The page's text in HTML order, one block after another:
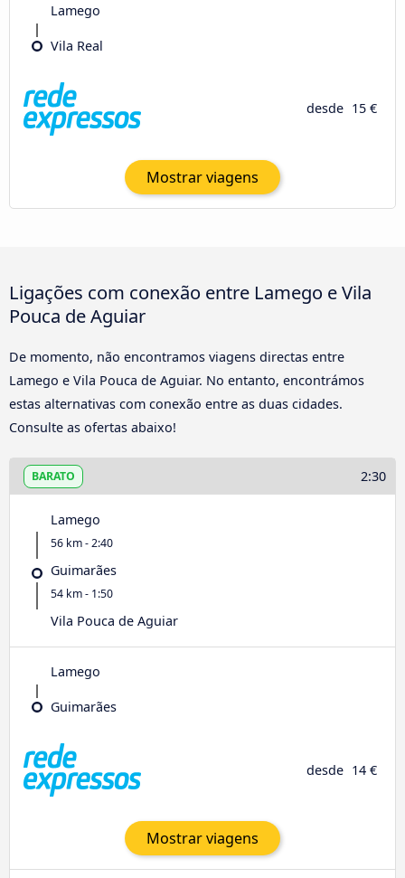
Lamego
Vila Real
desde 15 €
Mostrar viagens
Ligações com conexão entre Lamego e Vila
Pouca de Aguiar
De momento, não encontramos viagens directas entre
Lamego e Vila Pouca de Aguiar. No entanto, encontrámos
estas alternativas com conexão entre as duas cidades.
Consulte as ofertas abaixo!
BARATO 2:30
Lamego
56 km - 2:40
Guimarães
54 km - 1:50
Vila Pouca de Aguiar
Lamego
Guimarães
desde 14 €
Mostrar viagens